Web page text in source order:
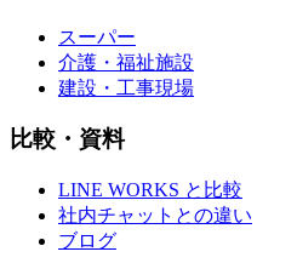
スーパー
介護・福祉施設
建設・工事現場
比較・資料
LINE WORKS と比較
社内チャットとの違い
ブログ